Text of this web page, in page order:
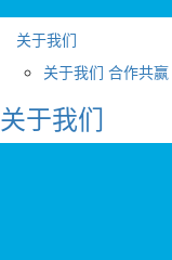
关于我们
关于我们 合作共赢
关于我们